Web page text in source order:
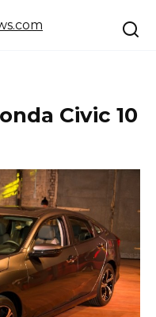
Civic 10